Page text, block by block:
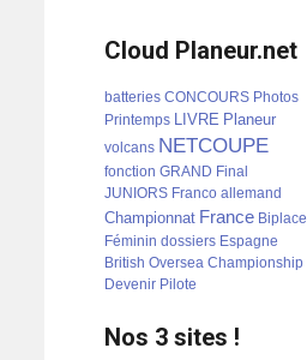
Cloud Planeur.net
batteries CONCOURS Photos
Printemps LIVRE Planeur
volcans NETCOUPE
fonction GRAND Final
JUNIORS Franco allemand
Championnat France Biplace
Féminin dossiers Espagne
British Oversea Championship
Devenir Pilote
Nos 3 sites !